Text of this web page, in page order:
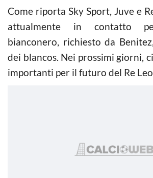
Come riporta Sky Sport, Juve e
attualmente in contatto
bianconero, richiesto da
dei blancos. Nei prossimi giorni,
importanti per il futuro del Re